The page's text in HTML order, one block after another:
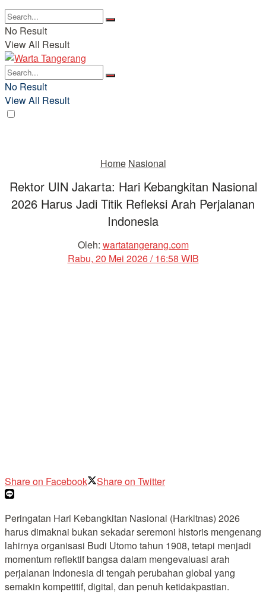
No Result
View All Result
No Result
View All Result
Home Nasional
Rektor UIN Jakarta: Hari Kebangkitan Nasional
2026 Harus Jadi Titik Refleksi Arah Perjalanan
Indonesia
Oleh: wartatangerang.com
Rabu, 20 Mei 2026 / 16:58 WIB
Share on Facebook Share on Twitter
Peringatan Hari Kebangkitan Nasional (Harkitnas) 2026
harus dimaknai bukan sekadar seremoni historis mengenang
lahirnya organisasi Budi Utomo tahun 1908, tetapi menjadi
momentum reflektif bangsa dalam mengevaluasi arah
perjalanan Indonesia di tengah perubahan global yang
semakin kompetitif, digital, dan penuh ketidakpastian.